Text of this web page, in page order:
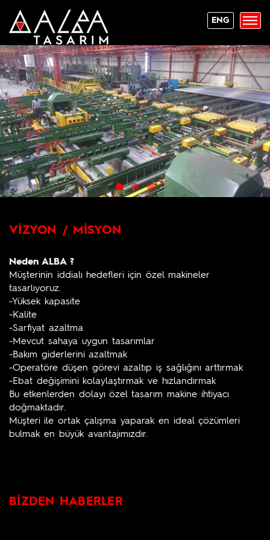
ENG
VİZYON / MİSYON
Neden ALBA ?
Müşterinin iddialı hedefleri için özel makineler
tasarlıyoruz.
-Yüksek kapasite
-Kalite
-Sarfiyat azaltma
-Mevcut sahaya uygun tasarımlar
-Bakım giderlerini azaltmak
-Operatöre düşen görevi azaltıp iş sağlığını arttırmak
-Ebat değişimini kolaylaştırmak ve hızlandırmak
Bu etkenlerden dolayı özel tasarım makine ihtiyacı
doğmaktadır.
Müşteri ile ortak çalışma yaparak en ideal çözümleri
bulmak en büyük avantajımızdır.
BİZDEN HABERLER